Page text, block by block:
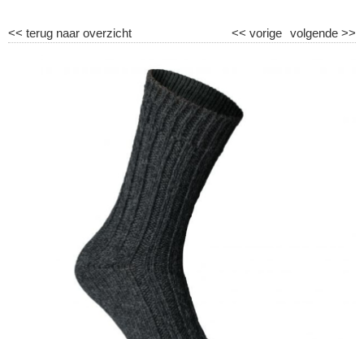
<< terug naar overzicht volgende >>
<< vorige